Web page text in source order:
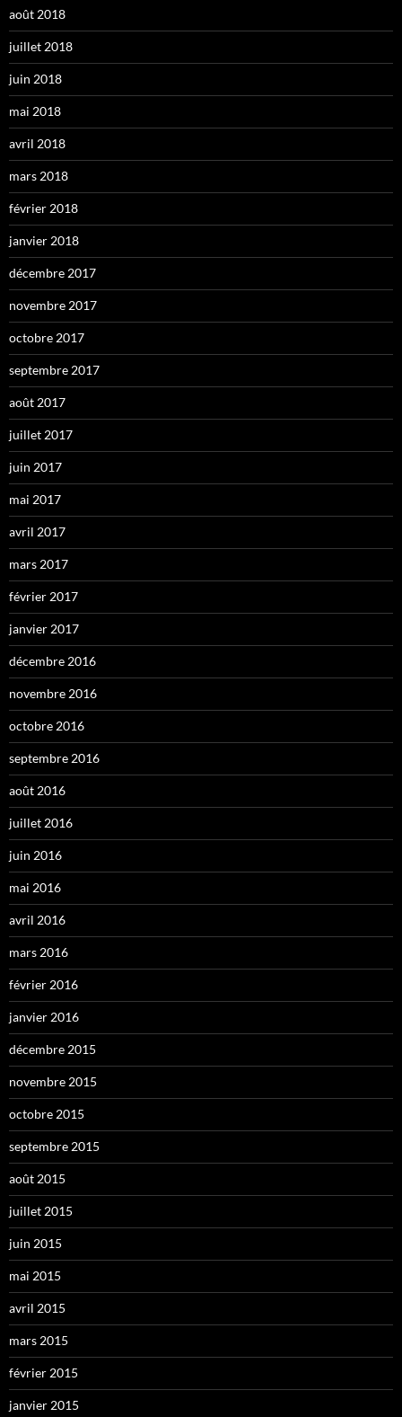
août 2018
juillet 2018
juin 2018
mai 2018
avril 2018
mars 2018
février 2018
janvier 2018
décembre 2017
novembre 2017
octobre 2017
septembre 2017
août 2017
juillet 2017
juin 2017
mai 2017
avril 2017
mars 2017
février 2017
janvier 2017
décembre 2016
novembre 2016
octobre 2016
septembre 2016
août 2016
juillet 2016
juin 2016
mai 2016
avril 2016
mars 2016
février 2016
janvier 2016
décembre 2015
novembre 2015
octobre 2015
septembre 2015
août 2015
juillet 2015
juin 2015
mai 2015
avril 2015
mars 2015
février 2015
janvier 2015